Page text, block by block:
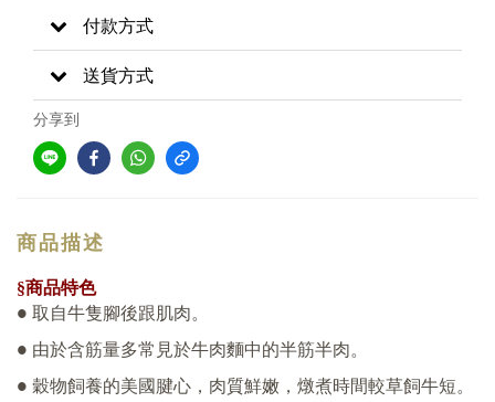
付款方式
送貨方式
分享到
商品描述
§商品特色
● 取自牛隻腳後跟肌肉。
● 由於含筋量多常見於牛肉麵中的半筋半肉。
● 穀物飼養的美國腱心，肉質鮮嫩，燉煮時間較草飼牛短。